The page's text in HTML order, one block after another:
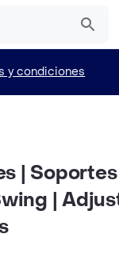
y condiciones
|
|